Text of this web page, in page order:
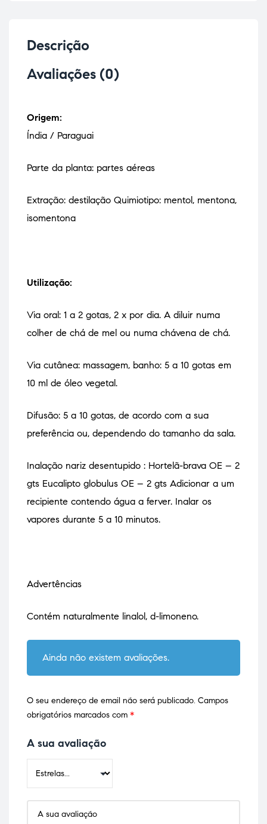
Descrição
Avaliações (0)
Origem:
Índia / Paraguai
Parte da planta: partes aéreas
Extração: destilação Quimiotipo: mentol, mentona,
isomentona
Utilização:
Via oral: 1 a 2 gotas, 2 x por dia. A diluir numa
colher de chá de mel ou numa chávena de chá.
Via cutânea: massagem, banho: 5 a 10 gotas em
10 ml de óleo vegetal.
Difusão: 5 a 10 gotas, de acordo com a sua
preferência ou, dependendo do tamanho da sala.
Inalação nariz desentupido : Hortelã-brava OE – 2
gts Eucalipto globulus OE – 2 gts Adicionar a um
recipiente contendo água a ferver. Inalar os
vapores durante 5 a 10 minutos.
Advertências
Contém naturalmente linalol, d-limoneno.
Ainda não existem avaliações.
O seu endereço de email não será publicado. Campos
obrigatórios marcados com *
A sua avaliação